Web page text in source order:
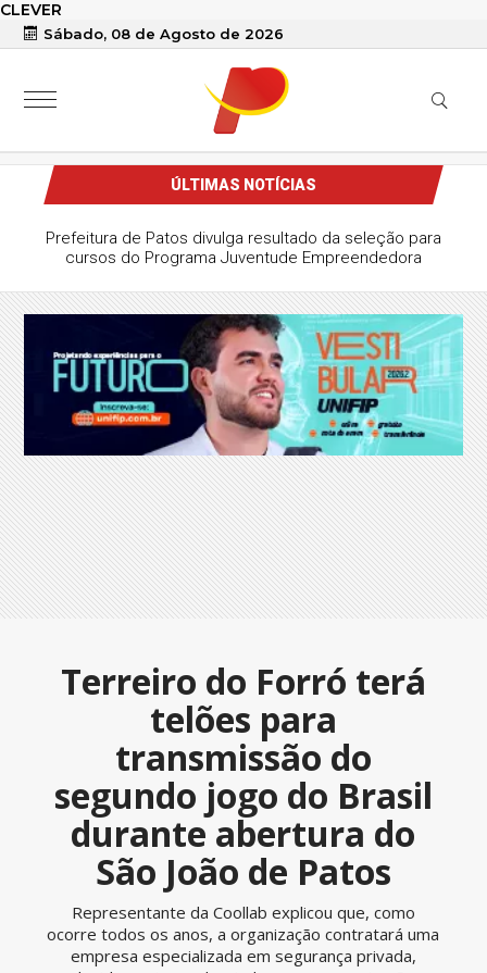
CLEVER
Sábado, 08 de Agosto de 2026
ÚLTIMAS NOTÍCIAS
Prefeitura de Patos divulga resultado da seleção para
cursos do Programa Juventude Empreendedora
Terreiro do Forró terá
telões para
transmissão do
segundo jogo do Brasil
durante abertura do
São João de Patos
Representante da Coollab explicou que, como
ocorre todos os anos, a organização contratará uma
empresa especializada em segurança privada,